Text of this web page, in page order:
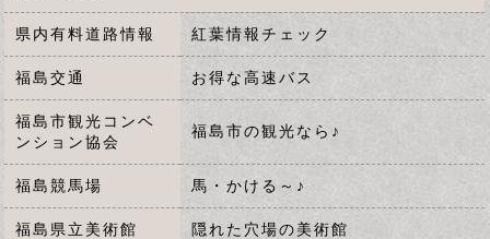
県内有料道路情報 紅葉情報チェック
福島交通 お得な高速バス
福島市観光コンベ
ンション協会
福島市の観光なら♪
福島競馬場 馬・かける～♪
福島県立美術館 隠れた穴場の美術館